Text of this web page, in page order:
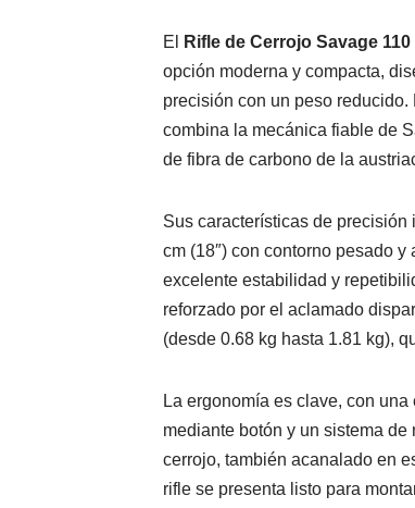
El Rifle de Cerrojo Savage
opción moderna y compacta,
precisión con un peso
combina la mecánica fiable de
de fibra de carbono de la
Sus características de
cm (18″) con contorno pesado
excelente estabilidad y
reforzado por el aclamado
(desde 0.68 kg hasta 1.81 kg),
La ergonomía es clave, con
mediante botón y un sistema
cerrojo, también acanalado en
rifle se presenta listo para